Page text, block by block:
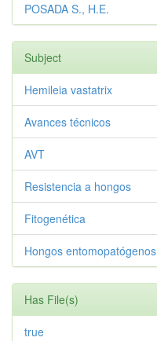
POSADA S., H.E.
Subject
Hemileia vastatrix
Avances técnicos
AVT
Resistencia a hongos
Fitogenética
Hongos entomopatógenos
Has File(s)
true